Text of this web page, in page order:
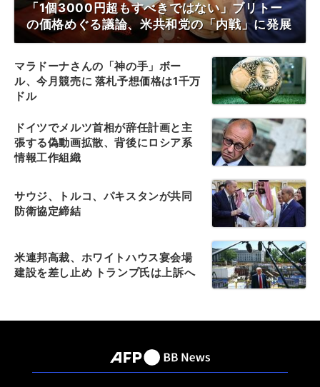
「1個3000円超もすべきではない」ブリトー
の価格めぐる議論、米共和党の「内戦」に発展
マラドーナさんの「神の手」ボー
ル、今月競売に 落札予想価格は1千万
ドル
ドイツでメルツ首相が辞任計画と主
張する偽動画拡散、背後にロシア系
情報工作組織
サウジ、トルコ、パキスタンが共同
防衛協定締結
米連邦高裁、ホワイトハウス宴会場
建設を差し止め トランプ氏は上訴へ